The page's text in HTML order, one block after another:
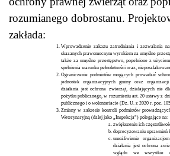
rozumianego dobrostanu.
zakłada:
Wprowadzenie zakazu zatrudniania i zezwalania
skazanych prawomocnym wyrokiem za umyślne
także za umyślne przestępstwo, popełnione z
spełnienia warunku pełnoletności oraz,
Ograniczenie podmiotów mogących prowadzić
jednostek organizacyjnych gminy oraz
działania jest ochrona zwierząt, działających nie
pożytku publicznego, w rozumieniu art. 20 ustawy z
publicznego i o wolontariacie (Dz. U. z 2020 r. poz.
Zmiany w zakresie kontroli podmiotów
Weterynaryjną (dalej jako „Inspekcja”) polegające na:
zwiększeniu ich
doprecyzowaniu uprawnień
umożliwienie
działania jest ochrona
wglądu we wszystkie